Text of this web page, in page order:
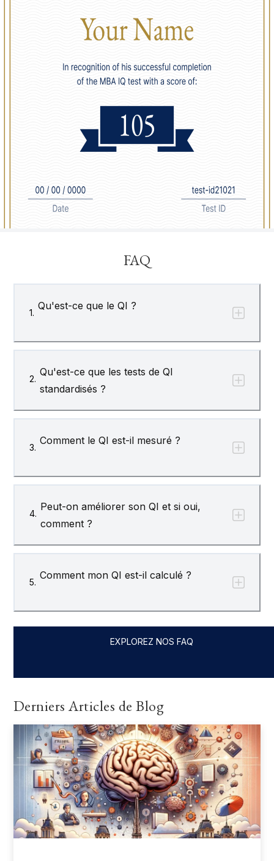
New Zealand
Bulgaria
100.31
Georgia
20 Switzerland 100.22
22 France 100.1
24 Belarus 99.47
Netherlands
26 Serbia 99.41
27 Slovakia 99.35
28 Russian Federation 99.28
29 Iceland 99.22
30 Luxembourg 99.03
FAQ
1.
Qu'est-ce que le QI ?
2.
Qu'est-ce que les tests de QI
standardisés ?
3.
Comment le QI est-il mesuré ?
4.
Peut-on améliorer son QI et si oui,
comment ?
5.
Comment mon QI est-il calculé ?
EXPLOREZ NOS FAQ
Derniers Articles de Blog